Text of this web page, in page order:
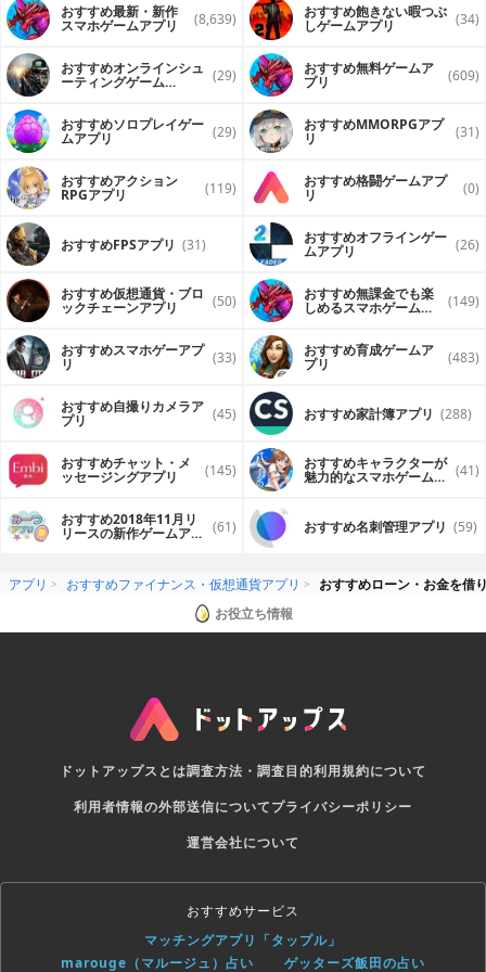
おすすめ最新・新作
スマホゲームアプリ (8,639) おすすめ飽きない暇つぶ
しゲームアプリ (34)
おすすめオンラインシュ
ーティングゲーム (29) おすすめ無料ゲームア
プリ (609)
おすすめソロプレイゲー
ムアプリ (29) おすすめ MMORPGアプ
リ (31)
おすすめアクション
RPGアプリ (119) おすすめ格闘ゲームアプ
リ (0)
おすすめFPSアプリ (31) おすすめオフラインゲー
ムアプリ (26)
おすすめ仮想通貨・ブロ
ックチェーンアプリ (50) おすすめ無課金でも楽
しめるスマホゲームア (149)
おすすめスマホゲーアプ
リ (33) おすすめ育成ゲームア
プリ (483)
おすすめ自撮りカメラア
プリ (45) おすすめ家計簿アプリ (288)
おすすめチャット・メ
ッセージングアプリ (145) おすすめキャラクターが
魅力的なスマホゲームア (41)
おすすめ2018年11月リ
リースの新作ゲームアプ (61) おすすめ名刺管理アプリ (59)
アプリ おすすめファイナンス・仮想通貨アプリ
おすすめローン・お金を借
お役立ち情報
ドットアップスとは調査方法・調査目的利用規約について
利用者情報の外部送信についてプライバシーポリシー
運営会社について
おすすめサービス
マッチングアプリ「タップル」
marouge（マルージュ）占い
ゲッターズ飯田の占い